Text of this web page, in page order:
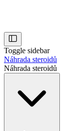
Toggle sidebar
Náhrada steroidů
Náhrada steroidů